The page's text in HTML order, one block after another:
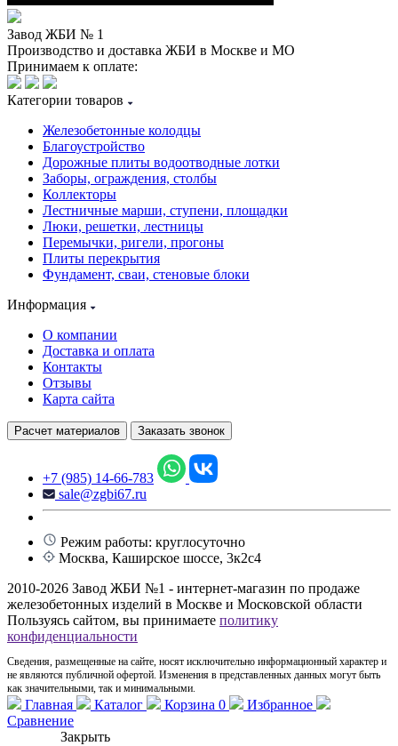
Завод ЖБИ № 1
Производство и доставка ЖБИ в Москве и МО
Принимаем к оплате:
Категории товаров
Железобетонные колодцы
Благоустройство
Дорожные плиты водоотводные лотки
Заборы, ограждения, столбы
Коллекторы
Лестничные марши, ступени, площадки
Люки, решетки, лестницы
Перемычки, ригели, прогоны
Плиты перекрытия
Фундамент, сваи, стеновые блоки
Информация
О компании
Доставка и оплата
Контакты
Отзывы
Карта сайта
Расчет материалов Заказать звонок
+7 (985) 14-66-783
sale@zgbi67.ru
Режим работы: круглосуточно
Москва, Каширское шоссе, 3к2с4
2010-2026 Завод ЖБИ №1 - интернет-магазин по продаже
железобетонных изделий в Москве и Московской области
Пользуясь сайтом, вы принимаете политику
конфиденциальности
Сведения, размещенные на сайте, носят исключительно информационный характер и
не являются публичной офертой. Изменения в представленных данных могут быть
как значительными, так и минимальными.
Главная Каталог Корзина 0
Избранное
Сравнение
Закрыть